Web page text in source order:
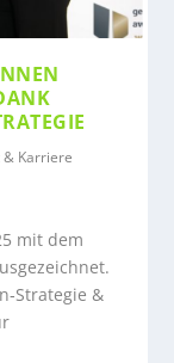
Karriere
mit dem
&